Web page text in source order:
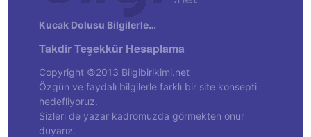
Kucak Dolusu Bilgilerle…
Takdir Teşekkür Hesaplama
Copyright ©2013 Bilgibirikimi.net
Özgün ve faydalı bilgilerle farklı bir site konsepti
hedefliyoruz.
Sizleri de yazar kadromuzda görmekten onur
duyarız.